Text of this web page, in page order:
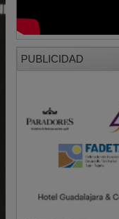
PUBLICIDAD